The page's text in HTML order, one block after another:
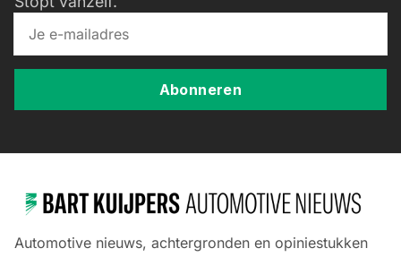
Abonneren
Automotive nieuws, achtergronden en opiniestukken